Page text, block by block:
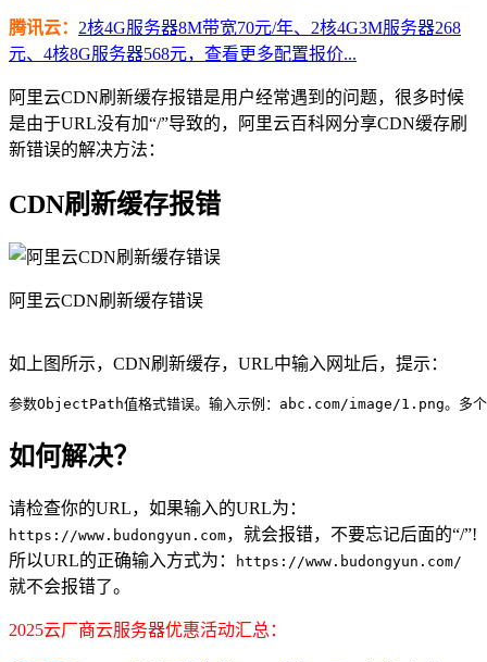
腾讯云： 2核4G服务器8M带宽70元/年、2核4G3M服务器268
元、4核8G服务器568元，查看更多配置报价...
阿里云CDN刷新缓存报错是用户经常遇到的问题，很多时候
是由于URL没有加“/”导致的，阿里云百科网分享CDN缓存刷
新错误的解决方法：
CDN刷新缓存报错
阿里云CDN刷新缓存错误
如上图所示，CDN刷新缓存，URL中输入网址后，提示：
参数ObjectPath值格式错误。输入示例：abc.com/image/1.png。多
如何解决？
请检查你的URL，如果输入的URL为：
https://www.budongyun.com，就会报错，不要忘记后面的“/”!
所以URL的正确输入方式为：
https://www.budongyun.com/
就不会报错了。
2025云厂商云服务器优惠活动汇总：